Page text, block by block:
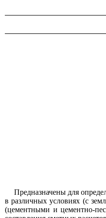
Предназначены для
в различных условиях (с
(цементными и цементно-